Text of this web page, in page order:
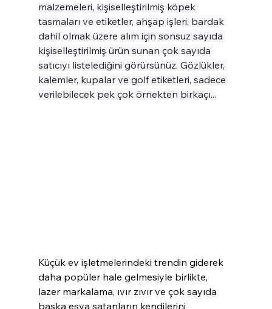
malzemeleri, kişiselleştirilmiş köpek
tasmaları ve etiketler, ahşap işleri, bardak
dahil olmak üzere alım için sonsuz sayıda
kişiselleştirilmiş ürün sunan çok sayıda
satıcıyı listelediğini görürsünüz. Gözlükler,
kalemler, kupalar ve golf etiketleri, sadece
verilebilecek pek çok örnekten birkaçı...
Küçük ev işletmelerindeki trendin giderek
daha popüler hale gelmesiyle birlikte,
lazer markalama, ıvır zıvır ve çok sayıda
başka eşya satanların kendilerini